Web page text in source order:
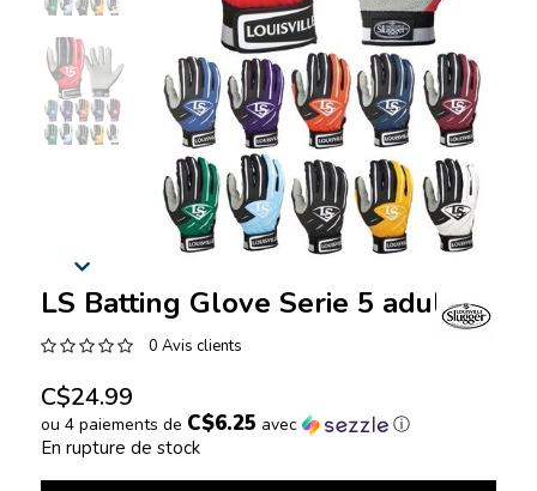
LS Batting Glove Serie 5 adult
0 Avis clients
C$24.99
ou 4 paiements de C$6.25 avec ⓘ
En rupture de stock